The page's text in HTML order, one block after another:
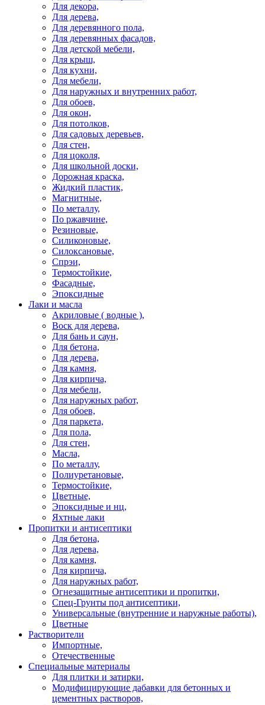
Для декора,
Для дерева,
Для деревянного пола,
Для деревянных фасадов,
Для детской мебели,
Для крыш,
Для кухни,
Для мебели,
Для наружных и внутренних работ,
Для обоев,
Для окон,
Для потолков,
Для садовых деревьев,
Для стен,
Для цоколя,
Для школьной доски,
Дорожная краска,
Жидкий пластик,
Магнитные,
По металлу,
По ржавчине,
Резиновые,
Силиконовые,
Силоксановые,
Спрэи,
Термостойкие,
Фасадные,
Эпоксидные
Лаки и масла
Акриловые ( водные ),
Воск для дерева,
Для бань и саун,
Для бетона,
Для дерева,
Для камня,
Для кирпича,
Для мебели,
Для наружных работ,
Для обоев,
Для паркета,
Для пола,
Для стен,
Масла,
По металлу,
Полиуретановые,
Термостойкие,
Цветные,
Эпоксидные и нц,
Яхтные лаки
Пропитки и антисептики
Для бетона,
Для дерева,
Для камня,
Для кирпича,
Для наружных работ,
Огнезащитные антисептики и пропитки,
Спец-Грунты под антисептики,
Универсальные (внутренние и наружные работы),
Цветные
Растворители
Импортные,
Отечественные
Специальные материалы
Для плитки и затирки,
Модифицирующие дабавки для бетонных и
цементных растворов,